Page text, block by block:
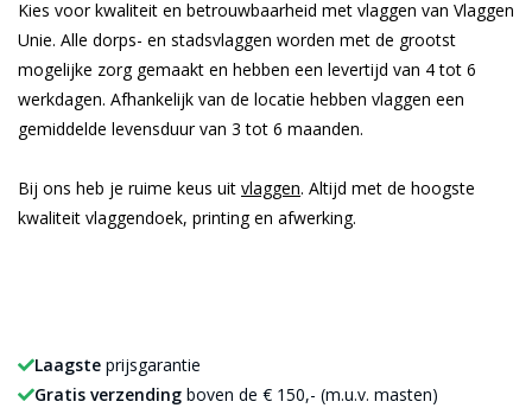
Kies voor kwaliteit en betrouwbaarheid met vlaggen van Vlaggen
Unie. Alle dorps- en stadsvlaggen worden met de grootst
mogelijke zorg gemaakt en hebben een levertijd van 4 tot 6
werkdagen. Afhankelijk van de locatie hebben vlaggen een
gemiddelde levensduur van 3 tot 6 maanden.
Bij ons heb je ruime keus uit vlaggen. Altijd met de hoogste
kwaliteit vlaggendoek, printing en afwerking.
Laagste prijsgarantie
Gratis verzending boven de € 150,- (m.u.v. masten)